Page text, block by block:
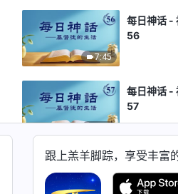
7:45
每日神话 -
56
每日神话 -
57
每日神话 -
58
跟上羔羊脚踪，享受丰富